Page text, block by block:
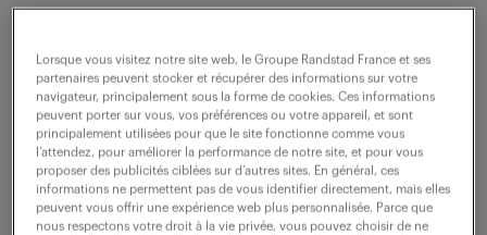
34 000 - 35 000 € / an
Rattaché(e) à l'unité de production, votre rôle est
d'assurer une qualité irréprochable à chaque étape : -
Audit & Conformité : Réaliser les audits internes et
veiller au respect des...
Lorsque vous visitez notre site web, le Groupe Randstad France et ses
partenaires peuvent stocker et récupérer des informations sur votre
navigateur, principalement sous la forme de cookies. Ces informations
peuvent porter sur vous, vos préférences ou votre appareil, et sont
principalement utilisées pour que le site fonctionne comme vous
l’attendez, pour améliorer la performance de notre site, et pour vous
proposer des publicités ciblées sur d’autres sites. En général, ces
informations ne permettent pas de vous identifier directement, mais elles
peuvent vous offrir une expérience web plus personnalisée. Parce que
nous respectons votre droit à la vie privée, vous pouvez choisir de ne